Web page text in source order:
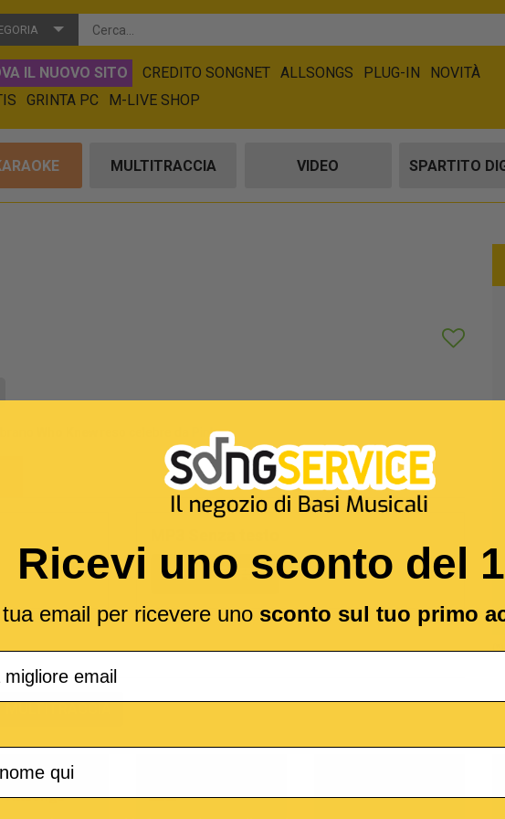
IL NUOVO SITO CREDITO SONGNET ALLSONGS PLUG-IN
NOVITÀ
GRINTA PC M-LIVE SHOP
MULTITRACCIA VIDEO SPARTITO
Pink
1,89 €
Abbonamento
Allsongs
Ricevi uno sconto del
email per ricevere uno sconto sul tuo primo